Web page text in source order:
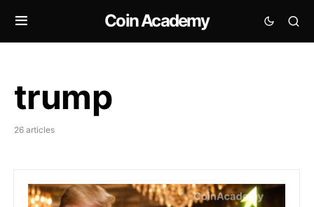
Coin Academy
trump
26 articles
TRUMP token : +50 % et un wallet mystérieux à +2,5